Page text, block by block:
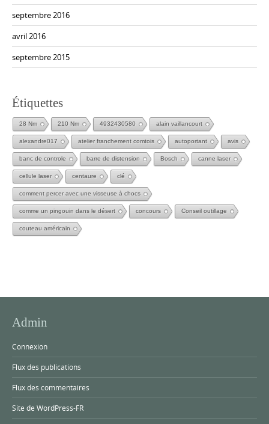
septembre 2016
avril 2016
septembre 2015
Étiquettes
28 Nm 210 Nm 4932430580 alain vaillancourt
alexandre017 atelier franchement comtois autoportant avis
banc de controle barre de distension Bosch canne laser
cellule laser centaure clé
comment percer avec une visseuse à chocs
comme un pingouin dans le désert concours Conseil outillage
couteau américain
Admin
Connexion
Flux des publications
Flux des commentaires
Site de WordPress-FR